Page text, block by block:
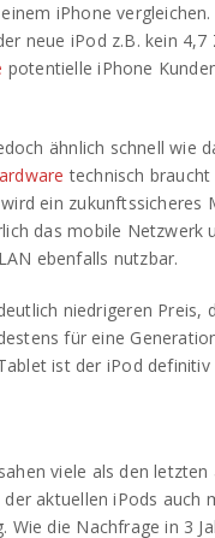
iPhone
neue iPod z.B. kein
potentielle iPhone
ähnlich schnell wie
technisch
ein zukunftssicheres
das mobile Netzwerk
ebenfalls nutzbar.
niedrigeren
für eine
ist der iPod
viele als den
aktuellen iPods auch
Wie die Nachfrage in 3